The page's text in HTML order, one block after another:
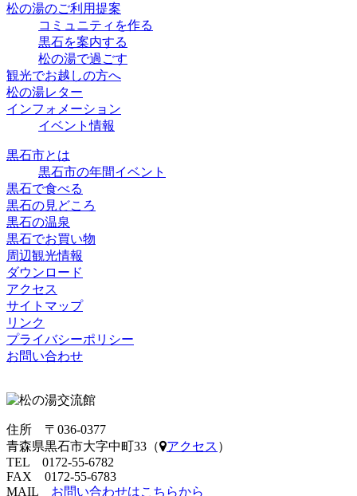
松の湯のご利用提案
コミュニティを作る
黒石を案内する
松の湯で過ごす
観光でお越しの方へ
松の湯レター
インフォメーション
イベント情報
黒石市とは
黒石市の年間イベント
黒石で食べる
黒石の見どころ
黒石の温泉
黒石でお買い物
周辺観光情報
ダウンロード
アクセス
サイトマップ
リンク
プライバシーポリシー
お問い合わせ
住所 〒036-0377
青森県黒石市大字中町33（
アクセス ）
TEL 0172-55-6782
FAX 0172-55-6783
MAIL お問い合わせはこちらから